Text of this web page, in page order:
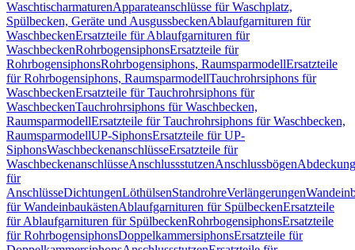
WaschtischarmaturenApparateanschlüsse für Waschplatz,
Spülbecken, Geräte und AusgussbeckenAblaufgarnituren für
WaschbeckenErsatzteile für Ablaufgarnituren für
WaschbeckenRohrbogensiphonsErsatzteile für
RohrbogensiphonsRohrbogensiphons, RaumsparmodellErsatzteile
für Rohrbogensiphons, RaumsparmodellTauchrohrsiphons für
WaschbeckenErsatzteile für Tauchrohrsiphons für
WaschbeckenTauchrohrsiphons für Waschbecken,
RaumsparmodellErsatzteile für Tauchrohrsiphons für Waschbecken,
RaumsparmodellUP-SiphonsErsatzteile für UP-
SiphonsWaschbeckenanschlüsseErsatzteile für
WaschbeckenanschlüsseAnschlussstutzenAnschlussbögen
für
AnschlüsseDichtungenLöthülsenStandrohreVerlängerungen
für WandeinbaukästenAblaufgarnituren für SpülbeckenErsatzteile
für Ablaufgarnituren für SpülbeckenRohrbogensiphonsErsatzteile
für RohrbogensiphonsDoppelkammersiphonsErsatzteile für